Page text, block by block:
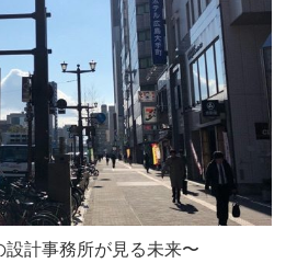
計事務所が見る未来〜